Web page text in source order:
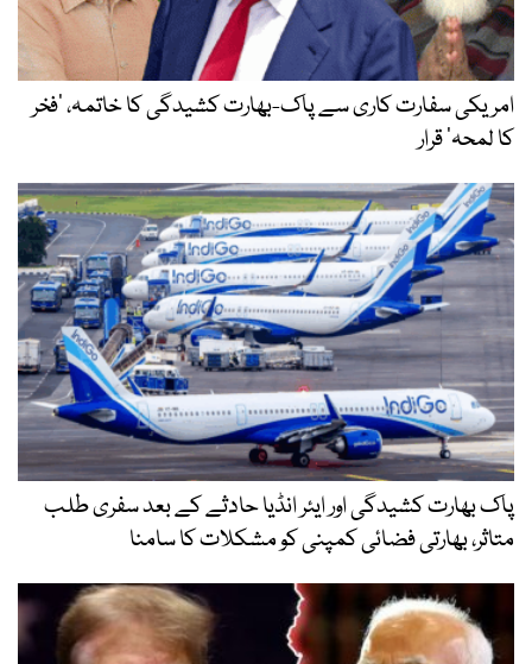
امریکی سفارت کاری سے پاک-بھارت کشیدگی کا خاتمہ، ’فخر
کا لمحہ‘ قرار
پاک بھارت کشیدگی اور ایئر انڈیا حادثے کے بعد سفری طلب
متاثر، بھارتی فضائی کمپنی کو مشکلات کا سامنا